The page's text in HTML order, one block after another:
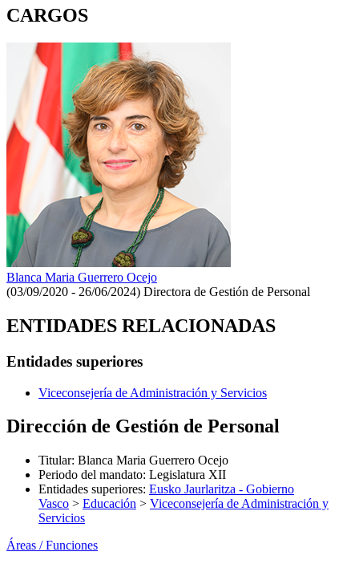
CARGOS
Blanca Maria Guerrero Ocejo
(03/09/2020 - 26/06/2024) Directora de Gestión de Personal
ENTIDADES RELACIONADAS
Entidades superiores
Viceconsejería de Administración y Servicios
Dirección de Gestión de Personal
Titular: Blanca Maria Guerrero Ocejo
Periodo del mandato: Legislatura XII
Entidades superiores: Eusko Jaurlaritza - Gobierno
Vasco > Educación > Viceconsejería de Administración y
Servicios
Áreas / Funciones